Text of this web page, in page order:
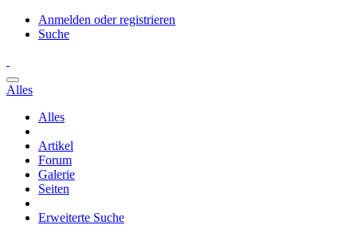
Anmelden oder registrieren
Suche
Alles
Alles
Artikel
Forum
Galerie
Seiten
Erweiterte Suche